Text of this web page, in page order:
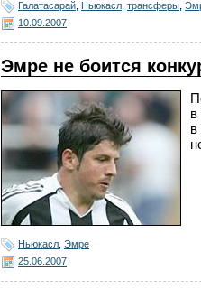
Галатасарай Ньюкасл трансферы
10.09.2007
Эмре не боится
в
в
Ньюкасл Эмре
25.06.2007